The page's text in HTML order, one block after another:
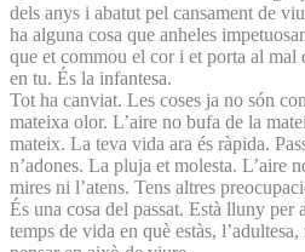
dels anys i abatut pel cansament de
ha alguna cosa que anheles
que et commou el cor i et porta al mal
en tu. És la infantesa.
Tot ha canviat. Les coses ja no són
mateixa olor. L’aire no bufa de la
mateix. La teva vida ara és ràpida.
n’adones. La pluja et molesta. L’aire
mires ni l’atens. Tens altres
És una cosa del passat. Està lluny
temps de vida en què estàs,